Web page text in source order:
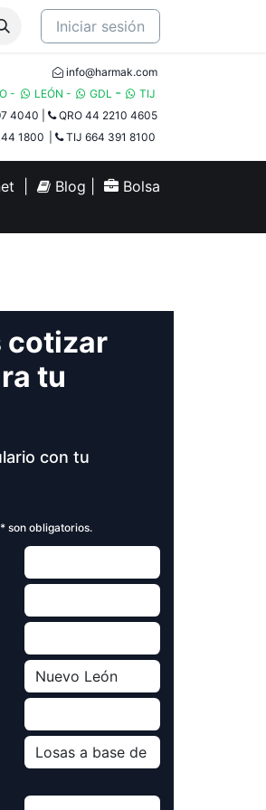
Iniciar sesión
info@harmak.com
- LEÓN - GDL -
TIJ​
4040
QRO 44 2210 4605
1800 TIJ 664 391 8100
Blog
Bolsa
cotizar
tu
con tu
son obligatorios.